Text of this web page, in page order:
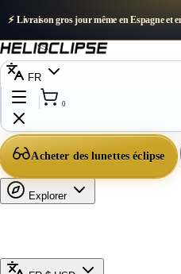
⚡ Livraison gros jour même en Espagne
FR
0
Acheter des lunettes éclipse
Explorer